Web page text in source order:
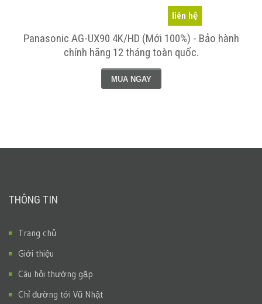
Liên hệ
Panasonic AG-AC130AEN - Bảo hành 12 tháng
hãng toàn quốc
MUA NGAY
THÔNG TIN
Trang chủ
Giới thiệu
Câu hỏi thường gặp
Chỉ đường tới Vũ Nhật